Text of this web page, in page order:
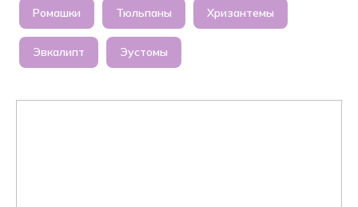
Ромашки Тюльпаны Хризантемы
Эвкалипт Эустомы